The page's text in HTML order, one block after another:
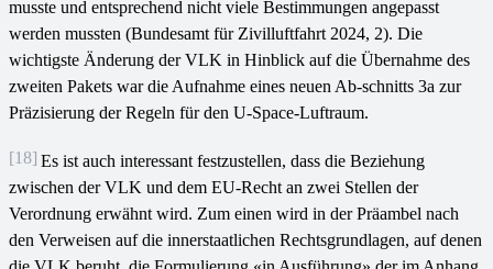
musste und entsprechend nicht viele Bestimmungen angepasst
werden mussten (Bundesamt für Zivilluftfahrt 2024, 2). Die
wichtigste Änderung der VLK in Hinblick auf die Übernahme des
zweiten Pakets war die Aufnahme eines neuen Ab-schnitts 3a zur
Präzisierung der Regeln für den U-Space-Luftraum.
[18] Es ist auch interessant festzustellen, dass die Beziehung
zwischen der VLK und dem EU-Recht an zwei Stellen der
Verordnung erwähnt wird. Zum einen wird in der Präambel nach
den Verweisen auf die innerstaatlichen Rechtsgrundlagen, auf denen